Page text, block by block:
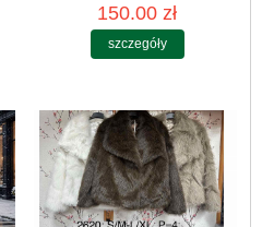
150.00 zł
szczegóły